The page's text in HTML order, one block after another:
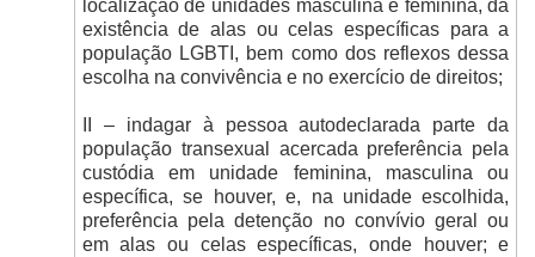
localização de unidades masculina e feminina, da
existência de alas ou celas específicas para a
população LGBTI, bem como dos reflexos dessa
escolha na convivência e no exercício de direitos;
II – indagar à pessoa autodeclarada parte da
população transexual acercada preferência pela
custódia em unidade feminina, masculina ou
específica, se houver, e, na unidade escolhida,
preferência pela detenção no convívio geral ou
em alas ou celas específicas, onde houver; e